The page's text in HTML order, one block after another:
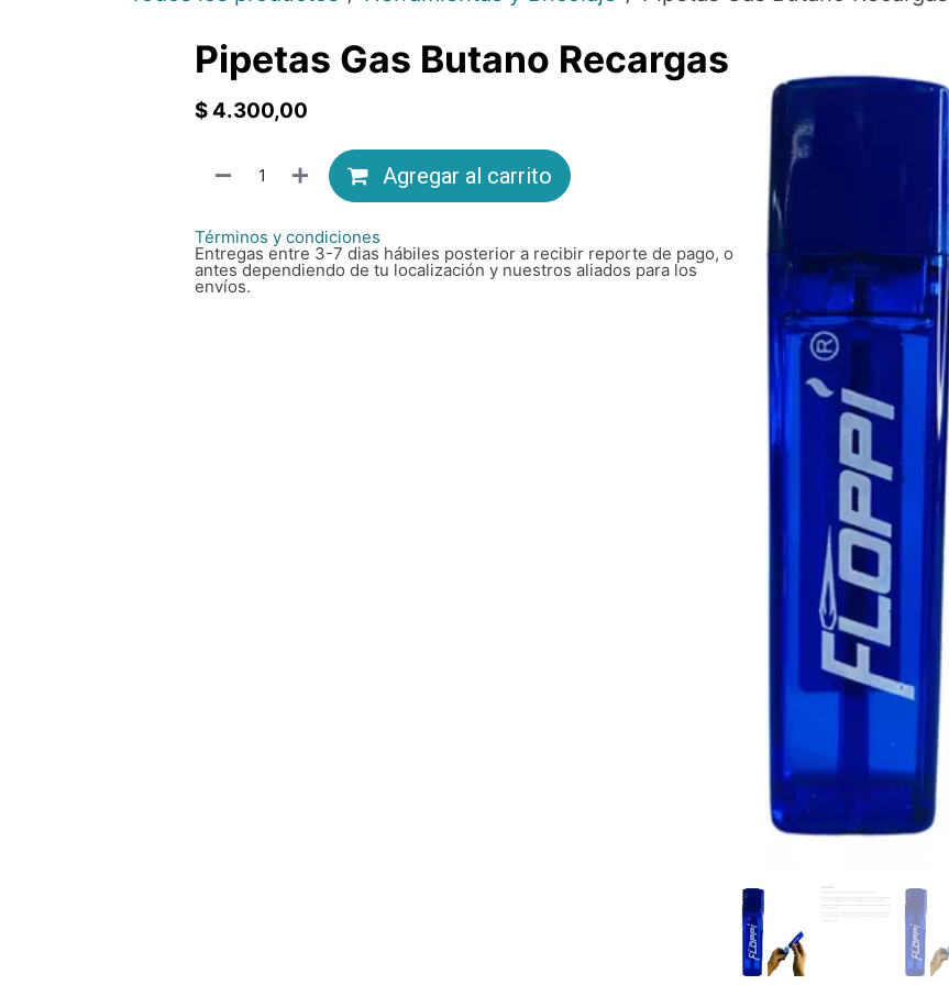
Pipetas Gas Butano Recargas
$4.300,00
Agregar al carrito
Términos y condiciones
Entregas entre 3-7 dias hábiles posterior a recibir reporte de pago, o
antes dependiendo de tu localización y nuestros aliados para los
envíos.